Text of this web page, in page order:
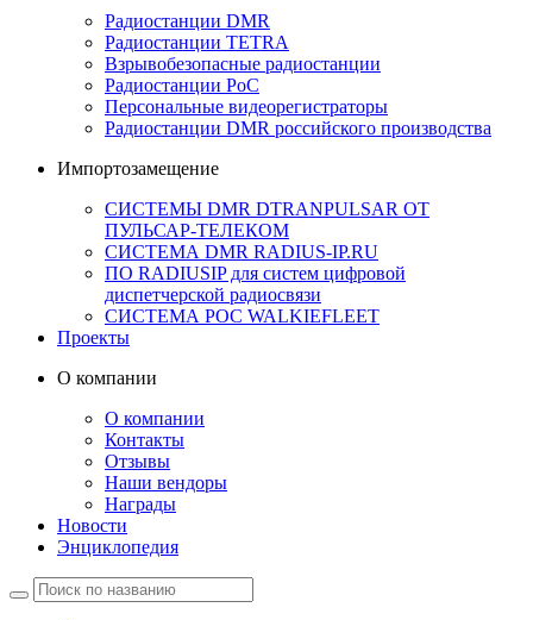
Радиостанции DMR
Радиостанции TETRA
Взрывобезопасные радиостанции
Радиостанции PoC
Персональные видеорегистраторы
Радиостанции DMR российского производства
Импортозамещение
СИСТЕМЫ DMR DTRANPULSAR ОТ
ПУЛЬСАР-ТЕЛЕКОМ
СИСТЕМА DMR RADIUS-IP.RU
ПО RADIUSIP для систем цифровой
диспетчерской радиосвязи
CИСТЕМА POC WALKIEFLEET
Проекты
О компании
О компании
Контакты
Отзывы
Наши вендоры
Награды
Новости
Энциклопедия